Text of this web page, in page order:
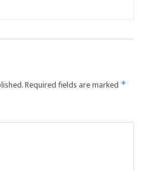
Required fields are marked *